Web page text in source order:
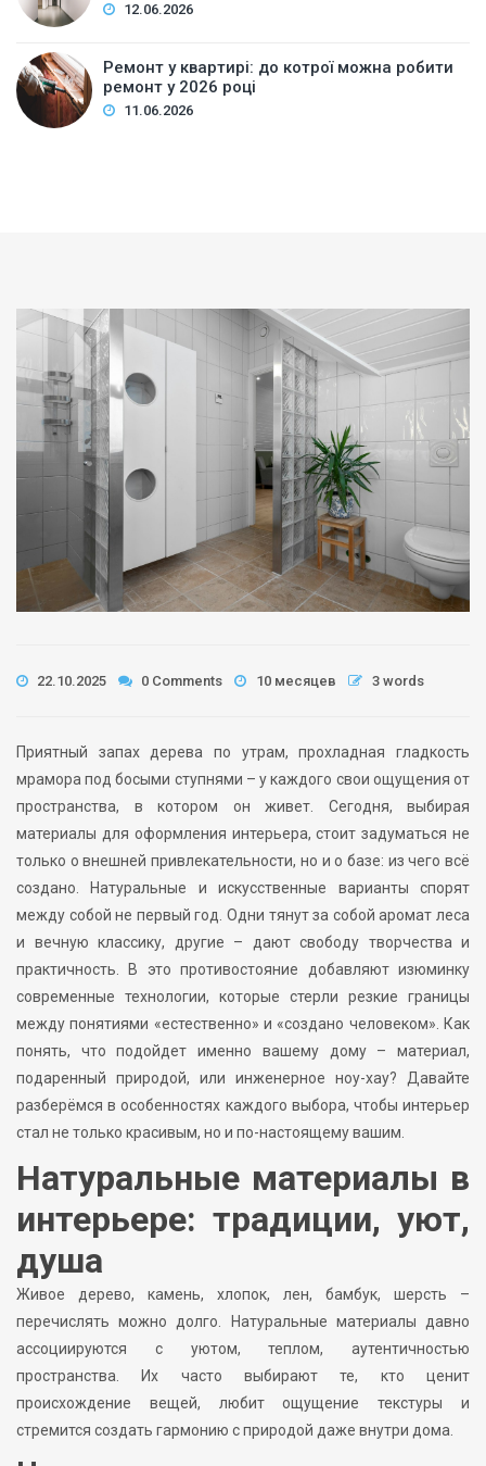
12.06.2026
Ремонт у квартирі: до котрої можна робити
ремонт у 2026 році
11.06.2026
22.10.2025 0 Comments 10 месяцев 3 words
Приятный запах дерева по утрам, прохладная гладкость
мрамора под босыми ступнями – у каждого свои ощущения от
пространства, в котором он живет. Сегодня, выбирая
материалы для оформления интерьера, стоит задуматься не
только о внешней привлекательности, но и о базе: из чего всё
создано. Натуральные и искусственные варианты спорят
между собой не первый год. Одни тянут за собой аромат леса
и вечную классику, другие – дают свободу творчества и
практичность. В это противостояние добавляют изюминку
современные технологии, которые стерли резкие границы
между понятиями «естественно» и «создано человеком». Как
понять, что подойдет именно вашему дому – материал,
подаренный природой, или инженерное ноу-хау? Давайте
разберёмся в особенностях каждого выбора, чтобы интерьер
стал не только красивым, но и по-настоящему вашим.
Натуральные материалы в
интерьере: традиции, уют,
душа
Живое дерево, камень, хлопок, лен, бамбук, шерсть –
перечислять можно долго. Натуральные материалы давно
ассоциируются с уютом, теплом, аутентичностью
пространства. Их часто выбирают те, кто ценит
происхождение вещей, любит ощущение текстуры и
стремится создать гармонию с природой даже внутри дома.